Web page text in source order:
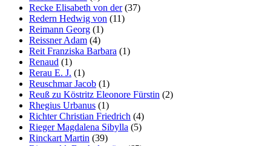
Recke Elisabeth von der(37)
Redern Hedwig von (11)
Reimann Georg (1)
Reissner Adam (4)
Reit Franziska Barbara (1)
Renaud (1)
Rerau E. J. (1)
Reuschmar Jacob (1)
Reuß zu Köstritz Eleonore Fürstin (2)
Rhegius Urbanus (1)
Richter Christian Friedrich (4)
Rieger Magdalena Sibylla (5)
Rinckart Martin (39)